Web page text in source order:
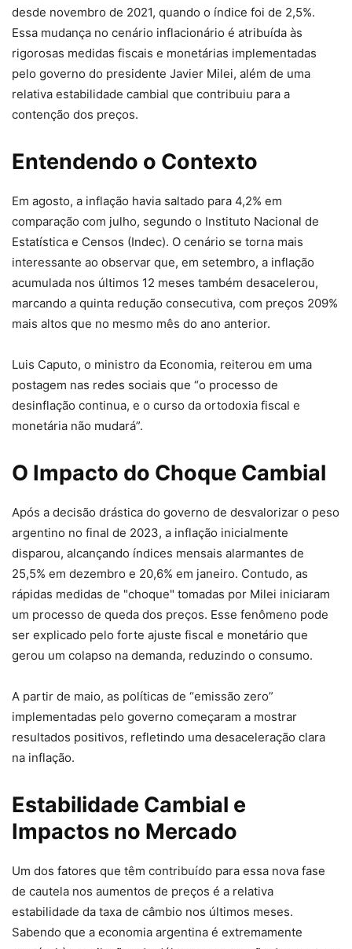
desde novembro de 2021, quando o índice foi de 2,5%.
Essa mudança no cenário inflacionário é atribuída às
rigorosas medidas fiscais e monetárias implementadas
pelo governo do presidente Javier Milei, além de uma
relativa estabilidade cambial que contribuiu para a
contenção dos preços.
Entendendo o Contexto
Em agosto, a inflação havia saltado para 4,2% em
comparação com julho, segundo o Instituto Nacional de
Estatística e Censos (Indec). O cenário se torna mais
interessante ao observar que, em setembro, a inflação
acumulada nos últimos 12 meses também desacelerou,
marcando a quinta redução consecutiva, com preços 209%
mais altos que no mesmo mês do ano anterior.
Luis Caputo, o ministro da Economia, reiterou em uma
postagem nas redes sociais que “o processo de
desinflação continua, e o curso da ortodoxia fiscal e
monetária não mudará”.
O Impacto do Choque Cambial
Após a decisão drástica do governo de desvalorizar o peso
argentino no final de 2023, a inflação inicialmente
disparou, alcançando índices mensais alarmantes de
25,5% em dezembro e 20,6% em janeiro. Contudo, as
rápidas medidas de "choque" tomadas por Milei iniciaram
um processo de queda dos preços. Esse fenômeno pode
ser explicado pelo forte ajuste fiscal e monetário que
gerou um colapso na demanda, reduzindo o consumo.
A partir de maio, as políticas de “emissão zero”
implementadas pelo governo começaram a mostrar
resultados positivos, refletindo uma desaceleração clara
na inflação.
Estabilidade Cambial e
Impactos no Mercado
Um dos fatores que têm contribuído para essa nova fase
de cautela nos aumentos de preços é a relativa
estabilidade da taxa de câmbio nos últimos meses.
Sabendo que a economia argentina é extremamente